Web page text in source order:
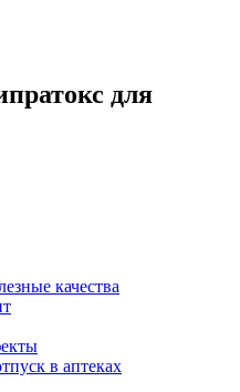
для
качества
в аптеках